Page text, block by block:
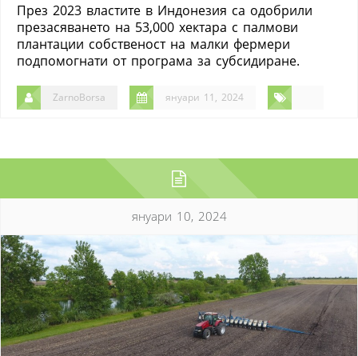
През 2023 властите в Индонезия са одобрили
презасяването на 53,000 хектара с палмови
плантации собственост на малки фермери
подпомогнати от програма за субсидиране.
ZarnoBorsa януари 11, 2024
януари 10, 2024